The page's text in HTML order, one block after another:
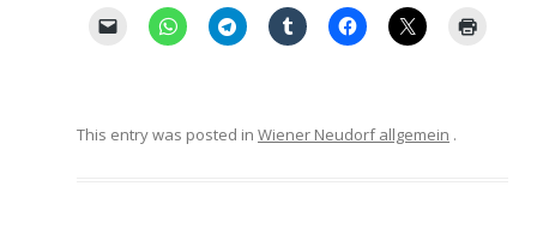
This entry was posted in Wiener Neudorf allgemein .